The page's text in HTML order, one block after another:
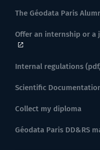
The Géodata Paris
Offer an internship or a
Internal regulations
Scientific
Collect my diploma
Géodata Paris DD&RS